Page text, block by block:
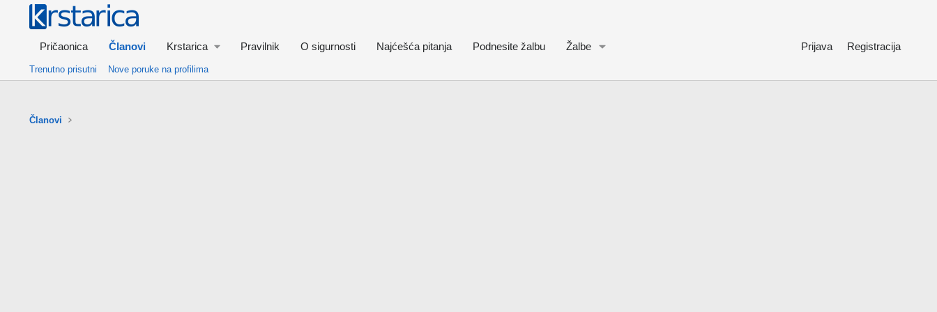
Pričaonica Članovi Krstarica Pravilnik O sigurnosti Najćešća pitanja Podnesite žalbu Žalbe Prijava Registracija
Trenutno prisutni Nove poruke na profilima
Članovi